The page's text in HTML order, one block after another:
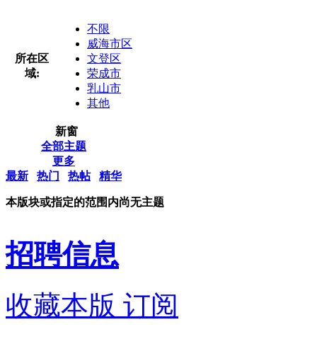
所在区
域:
不限
威海市区
文登区
荣成市
乳山市
其他
新窗
全部主题
更多
最新
热门 热帖 精华
本版块或指定的范围内尚无主题
招聘信息
收藏本版 订阅